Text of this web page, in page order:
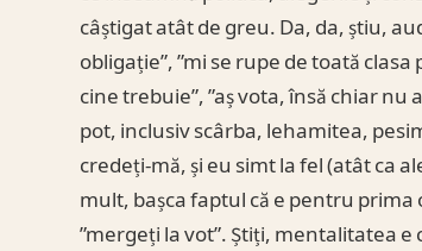
câștigat atât de greu. Da, da, știu,
obligație”, ”mi se rupe de toată
cine trebuie”, ”aș vota, însă chiar nu
pot, inclusiv scârba, lehamitea,
credeți-mă, și eu simt la fel (atât ca
mult, bașca faptul că e pentru prima
”mergeți la vot”. Știți, mentalitatea